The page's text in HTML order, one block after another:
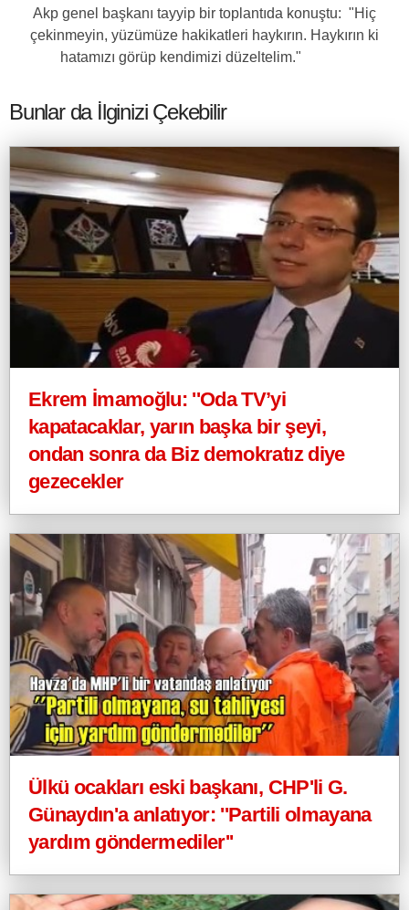
Akp genel başkanı tayyip bir toplantıda konuştu: "Hiç
çekinmeyin, yüzümüze hakikatleri haykırın. Haykırın ki
hatamızı görüp kendimizi düzeltelim."
Bunlar da İlginizi Çekebilir
Ekrem İmamoğlu: ''Oda TV’yi
kapatacaklar, yarın başka bir şeyi,
ondan sonra da Biz demokratız diye
gezecekler
Ülkü ocakları eski başkanı, CHP'li G.
Günaydın'a anlatıyor: ''Partili olmayana
yardım göndermediler''